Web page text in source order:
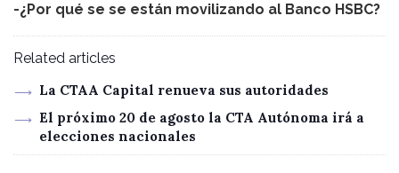
-¿Por qué se se están movilizando al Banco HSBC?
Related articles
La CTAA Capital renueva sus autoridades
El próximo 20 de agosto la CTA Autónoma irá a
elecciones nacionales